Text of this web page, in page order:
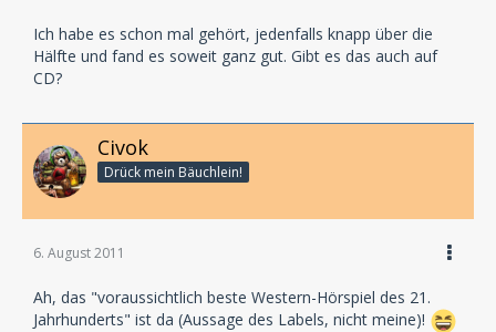
Ich habe es schon mal gehört, jedenfalls knapp über die
Hälfte und fand es soweit ganz gut. Gibt es das auch auf
CD?
Civok
Drück mein Bäuchlein!
6. August 2011
Ah, das "voraussichtlich beste Western-Hörspiel des 21.
Jahrhunderts" ist da (Aussage des Labels, nicht meine)!